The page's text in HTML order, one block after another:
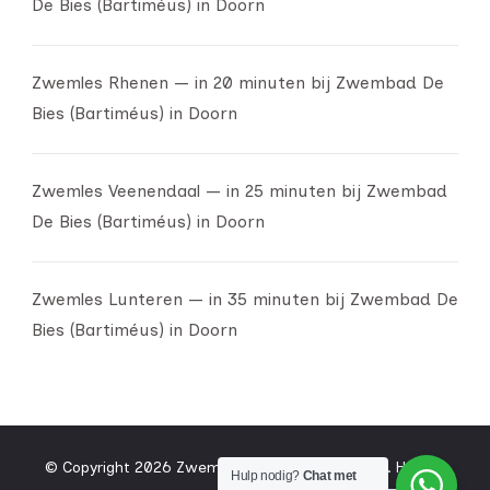
De Bies (Bartiméus) in Doorn
Zwemles Rhenen — in 20 minuten bij Zwembad De
Bies (Bartiméus) in Doorn
Zwemles Veenendaal — in 25 minuten bij Zwembad
De Bies (Bartiméus) in Doorn
Zwemles Lunteren — in 35 minuten bij Zwembad De
Bies (Bartiméus) in Doorn
© Copyright 2026 Zwemschool De Winter Sport . Holiday
Hulp nodig? Chat met
English